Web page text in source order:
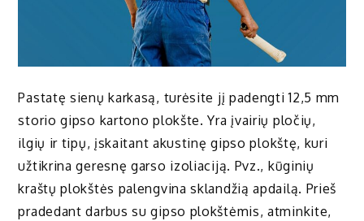
Pastatę sienų karkasą, turėsite jį padengti 12,5 mm
storio gipso kartono plokšte. Yra įvairių pločių,
ilgių ir tipų, įskaitant akustinę gipso plokštę, kuri
užtikrina geresnę garso izoliaciją. Pvz., kūginių
kraštų plokštės palengvina sklandžią apdailą. Prieš
pradedant darbus su gipso plokštėmis, atminkite,